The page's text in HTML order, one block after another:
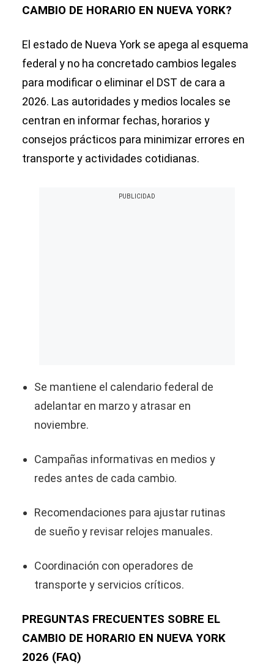
CAMBIO DE HORARIO EN NUEVA YORK?
El estado de Nueva York se apega al esquema
federal y no ha concretado cambios legales
para modificar o eliminar el DST de cara a
2026. Las autoridades y medios locales se
centran en informar fechas, horarios y
consejos prácticos para minimizar errores en
transporte y actividades cotidianas.
Se mantiene el calendario federal de
adelantar en marzo y atrasar en
noviembre.
Campañas informativas en medios y
redes antes de cada cambio.
Recomendaciones para ajustar rutinas
de sueño y revisar relojes manuales.
Coordinación con operadores de
transporte y servicios críticos.
PREGUNTAS FRECUENTES SOBRE EL
CAMBIO DE HORARIO EN NUEVA YORK
2026 (FAQ)